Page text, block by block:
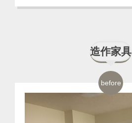
造作家具
before